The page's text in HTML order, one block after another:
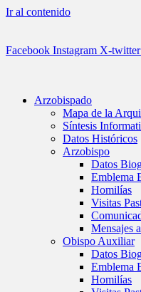
Ir al contenido
Facebook Instagram X-twitter
Arzobispado
Mapa de la
Síntesis
Datos Históricos
Arzobispo
Datos
Emblema
Homilías
Visitas
Mensajes
Obispo Auxiliar
Datos
Emblema
Homilías